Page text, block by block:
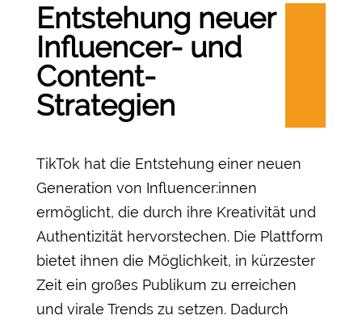
Entstehung neuer
Influencer- und
Content-
Strategien
TikTok hat die Entstehung einer neuen
Generation von Influencer:innen
ermöglicht, die durch ihre Kreativität und
Authentizität hervorstechen. Die Plattform
bietet ihnen die Möglichkeit, in kürzester
Zeit ein großes Publikum zu erreichen
und virale Trends zu setzen. Dadurch